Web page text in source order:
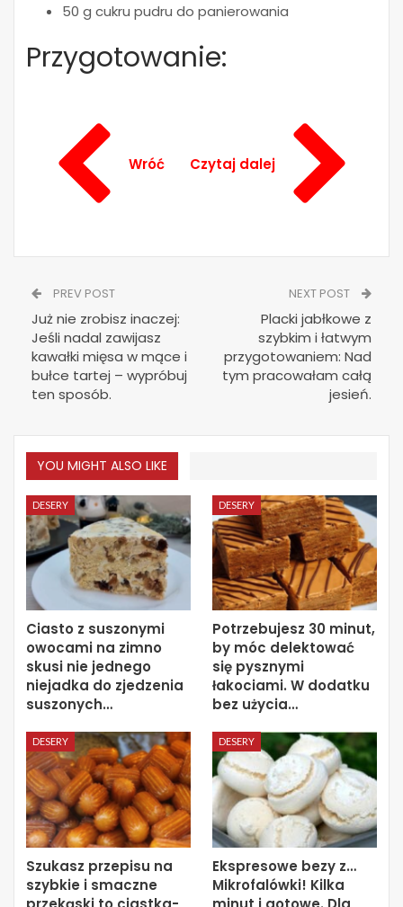
50 g cukru pudru do panierowania
Przygotowanie:
Wróć Czytaj dalej
PREV POST
Już nie zrobisz inaczej:
Jeśli nadal zawijasz
kawałki mięsa w mące i
bułce tartej – wypróbuj
ten sposób.
NEXT POST
Placki jabłkowe z
szybkim i łatwym
przygotowaniem: Nad
tym pracowałam całą
jesień.
YOU MIGHT ALSO LIKE
DESERY
Ciasto z suszonymi
owocami na zimno
skusi nie jednego
niejadka do zjedzenia
suszonych…
DESERY
Potrzebujesz 30 minut,
by móc delektować
się pysznymi
łakociami. W dodatku
bez użycia…
DESERY
Szukasz przepisu na
szybkie i smaczne
DESERY
Ekspresowe bezy z…
Mikrofalówki! Kilka